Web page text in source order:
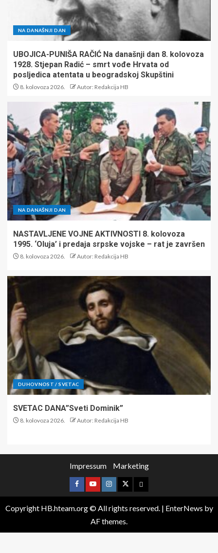
NA DANAŠNJI DAN
UBOJICA-PUNIŠA RAČIĆ Na današnji dan 8. kolovoza
1928. Stjepan Radić – smrt vođe Hrvata od
posljedica atentata u beogradskoj Skupštini
8. kolovoza 2026. Autor: Redakcija HB
NA DANAŠNJI DAN
NASTAVLJENE VOJNE AKTIVNOSTI 8. kolovoza
1995. ‘Oluja’ i predaja srpske vojske – rat je završen
8. kolovoza 2026. Autor: Redakcija HB
DUHOVNOST / SVETAC
SVETAC DANA”Sveti Dominik”
8. kolovoza 2026. Autor: Redakcija HB
Impressum Marketing
Copyright HB.hteam.org © All rights reserved. | EnterNews by
AF themes.